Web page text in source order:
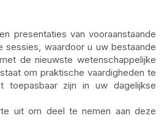
presentaties van vooraanstaande
sessies, waardoor u uw bestaande
de nieuwste wetenschappelijke
om praktische vaardigheden te
toepasbaar zijn in uw dagelijkse
uit om deel te nemen aan deze